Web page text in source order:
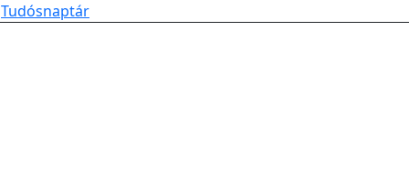
Tudósnaptár